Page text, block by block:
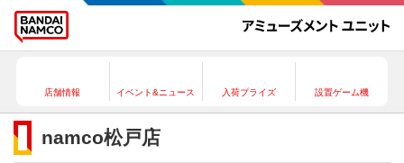
店舗情報 イベント&ニュース 入荷プライズ 設置ゲーム機
namco松戸店